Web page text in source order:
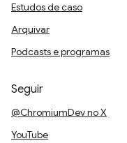
Estudos de caso
Arquivar
Podcasts e programas
Seguir
@ChromiumDev no X
YouTube